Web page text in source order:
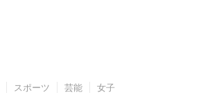
スポーツ 芸能 女子